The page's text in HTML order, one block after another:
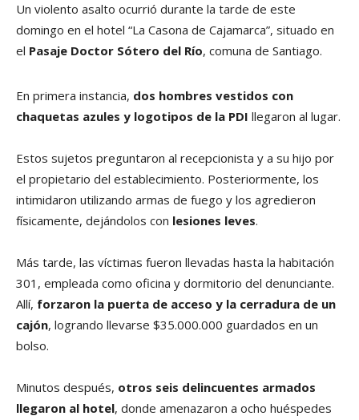
Un violento asalto ocurrió durante la tarde de este
domingo en el hotel “La Casona de Cajamarca”, situado en
el Pasaje Doctor Sótero del Río, comuna de Santiago.
En primera instancia, dos hombres vestidos con
chaquetas azules y logotipos de la PDI llegaron al lugar.
Estos sujetos preguntaron al recepcionista y a su hijo por
el propietario del establecimiento. Posteriormente, los
intimidaron utilizando armas de fuego y los agredieron
físicamente, dejándolos con lesiones leves.
Más tarde, las víctimas fueron llevadas hasta la habitación
301, empleada como oficina y dormitorio del denunciante.
Allí, forzaron la puerta de acceso y la cerradura de un
cajón, logrando llevarse $35.000.000 guardados en un
bolso.
Minutos después, otros seis delincuentes armados
llegaron al hotel, donde amenazaron a ocho huéspedes